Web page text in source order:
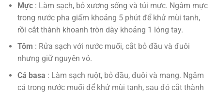
Mực : Làm sạch, bỏ xương sống và túi mực. Ngâm mực
trong nước pha giấm khoảng 5 phút để khử mùi tanh,
rồi cắt thành khoanh tròn dày khoảng 1 lóng tay.
Tôm : Rửa sạch với nước muối, cắt bỏ đầu và đuôi
nhưng giữ nguyên vỏ.
Cá basa : Làm sạch ruột, bỏ đầu, đuôi và mang. Ngâm
cá trong nước muối để khử mùi tanh, sau đó cắt thành